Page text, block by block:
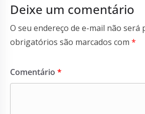
Deixe um comentário
O seu endereço de e-mail não será
obrigatórios são marcados com *
Comentário *